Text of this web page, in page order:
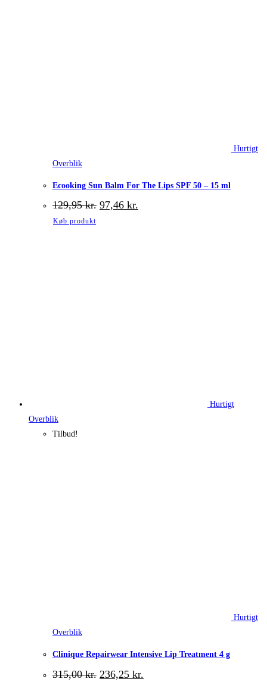
Hurtigt
Overblik
Ecooking Sun Balm For The Lips SPF 50 – 15 ml
129,95kr. Den
oprindelige
97,46 kr.
Køb produkt
Hurtigt
Overblik
Tilbud!
Hurtigt
Overblik
Clinique Repairwear Intensive Lip Treatment 4 g
315,00kr. Den
236,25 kr.